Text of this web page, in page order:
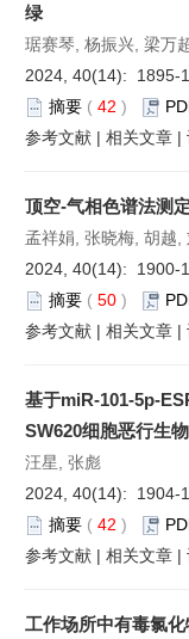
绿
琚赛琴, 杨振兴, 梁万
2024, 40(14): 1895-
摘要 ( 42 )
参考文献 | 相关文章 |
顶空-气相色谱法测
孟祥娟, 张晓梅, 胡越,
2024, 40(14): 1900-
摘要 ( 50 )
参考文献 | 相关文章 |
基于miR-101-5p-
SW620细胞恶行生
汪星, 张彪
2024, 40(14): 1904-
摘要 ( 42 )
参考文献 | 相关文章 |
工作场所中有毒氯